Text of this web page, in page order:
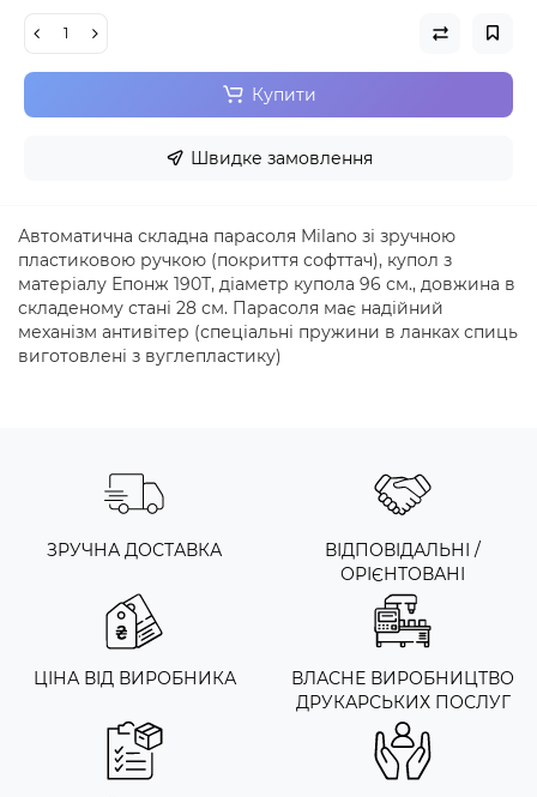
Купити
Швидке замовлення
Автоматична складна парасоля Milano зі зручною
пластиковою ручкою (покриття софттач), купол з
матеріалу Епонж 190Т, діаметр купола 96 см., довжина в
складеному стані 28 см. Парасоля має надійний
механізм антивітер (спеціальні пружини в ланках спиць
виготовлені з вуглепластику)
ЗРУЧНА ДОСТАВКА
ВІДПОВІДАЛЬНІ /
ОРІЄНТОВАНІ
ЦІНА ВІД ВИРОБНИКА
ВЛАСНЕ ВИРОБНИЦТВО
ДРУКАРСЬКИХ ПОСЛУГ